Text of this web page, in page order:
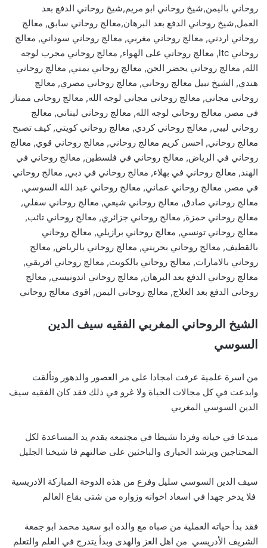
روحاني باليمن,شيخ روحاني ابو مريم,شيخ روحاني الدفع بعد
العمل,شيخ روحاني الدفع بعد البرهان,معالج روحاني سابق, معالج
روحاني اردني, معالج روحاني مغربي, معالج روحاني سوداني, معالج
روحاني ltc, معالج روحاني على الهواء, معالج روحاني مجرب لوجه
الله, معالج روحاني يحضر الجن, معالج روحاني يمني, معالج روحاني
هندي, الشيخ نبيل معالج روحاني, معالج روحاني مصري, معالج
روحاني مجاني, معالج روحاني مجاني لوجه الله, معالج روحاني ممتاز
في مصر, معالج روحاني لوجه الله, معالج روحاني لبناني, معالج
روحاني ليبي, معالج روحاني كردي, معالج روحاني كويتي, كيف تصبح
معالج روحاني, احسن كريم معالج روحاني, معالج روحاني قوي, معالج
روحاني في الرياض, معالج روحاني في فلسطين, معالج روحاني في
الهند, معالج روحاني في بهلاء, معالج روحاني في دبي, معالج روحاني
في مصر, معالج روحاني عماني, معالج روحاني عبد الله السوسي,
معالج روحاني صادق, معالج روحاني شيعي, معالج روحاني سفلي,
معالج روحاني حمزة, معالج روحاني جزائري, معالج روحاني تائب,
معالج روحاني تونسي, معالج روحاني برازيلي, معالج روحاني
بالقطيف, معالج روحاني بحريني, معالج روحاني بالرياض, معالج
روحاني بالامارات, معالج روحاني بالكويت, معالج روحاني افريقي,
معالج روحاني الدفع بعد البرهان, معالج روحاني اندونيسي, معالج
روحاني الدفع بعد العلاج, معالج روحاني اليمن, اقوى معالج روحاني
الشيخ الروحاني المغربي الفقيه سيف الدين
السوسي
من اسرة علمية عرفت امجادا على مر العصور والدهور وتألقت
وابدعت في كل مجالات الحياة ولا غرو في ذلك فقد كان الفقيه سيف
الدين السوسي المغربي
مبدعا في حياته وفردا نشيطا في مجتمعه يقدم يد المساعدة لكل
المحتاجين ويرشد الحيارى والباحثين على ضالتهم فا شيخنا الجليل
سيف الدين السوسي سليل وفرع من هذه الدوحة المباركة الادريسية
فلا يدخر جهدا في اسعاد اخوانه وزواره من شتى بقاع العالم
فقد بدأ حياته العملية من صباه مع والده ابو سعيد محمد ابو جمعة
الشريف الأدريسي من اهل العز والهدى وبدأ يتدرج في العلم والتعلم